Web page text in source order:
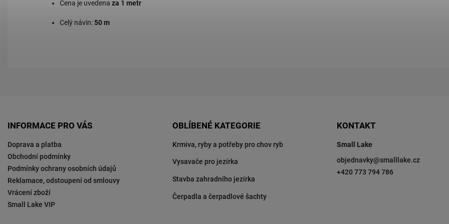
Cena je uvedena za 1 metr
Celý návin:50 m
INFORMACE PRO VÁS
Doprava a platba
Obchodní podmínky
Podmínky ochrany osobních údajů
Reklamace, odstoupení od smlouvy
Vrácení zboží
Small Lake VIP
OBLÍBENÉ KATEGORIE
Krmiva, ryby a potřeby pro chov ryb
Vysavače pro jezírka
Stavba zahradního jezírka
Čerpadla a čerpadlové šachty
KONTAKT
Small Lake
objednavky@smalllake.cz
+420 773 794 786